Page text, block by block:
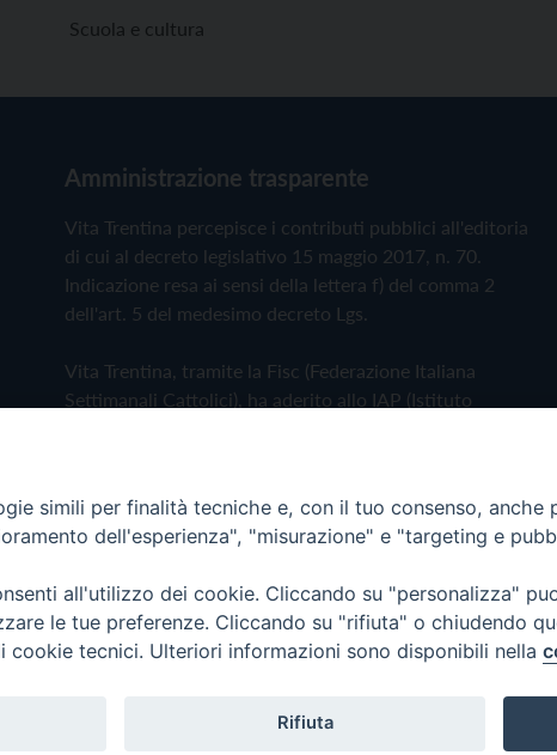
Scuola e cultura
Amministrazione trasparente
Vita Trentina percepisce i contributi pubblici all'editoria
di cui al decreto legislativo 15 maggio 2017, n. 70.
Indicazione resa ai sensi della lettera f) del comma 2
dell'art. 5 del medesimo decreto Lgs.
Vita Trentina, tramite la Fisc (Federazione Italiana
Settimanali Cattolici), ha aderito allo IAP (Istituto
Privacy Policy Cookie Policy
Trentina Editrice
simili per finalità tecniche e, con il tuo consenso, anche
dell'esperienza", "misurazione" e "targeting e
all'utilizzo dei cookie. Cliccando su "personalizza"
le tue preferenze. Cliccando su "rifiuta" o chiudendo
cookie tecnici. Ulteriori informazioni sono disponibili nella
Rifiuta